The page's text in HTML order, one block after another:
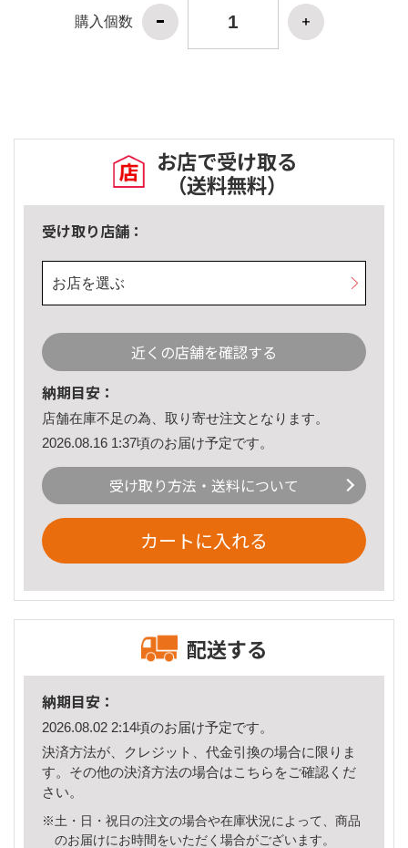
購入個数
お店で受け取る
（送料無料）
受け取り店舗：
お店を選ぶ
近くの店舗を確認する
納期目安：
店舗在庫不足の為、取り寄せ注文となります。
2026.08.16 1:37頃のお届け予定です。
受け取り方法・送料について
カートに入れる
配送する
納期目安：
2026.08.02 2:14頃のお届け予定です。
決済方法が、クレジット、代金引換の場合に限りま
す。その他の決済方法の場合はこちら をご確認くだ
さい。
※土・日・祝日の注文の場合や在庫状況によって、商品
のお届けにお時間をいただく場合がございます。